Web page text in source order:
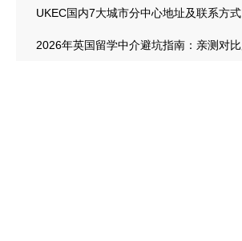
UKEC国内7大城市分中心地址及联系方式